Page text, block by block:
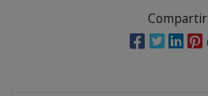
Compartir